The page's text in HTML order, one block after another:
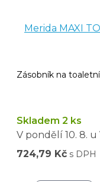
Merida MAXI
Zásobník na
Skladem 2 ks
V pondělí 10. 8. u
724,79 Kč s DPH